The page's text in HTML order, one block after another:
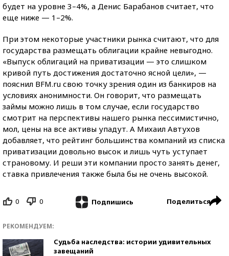
будет на уровне 3–4%, а Денис Барабанов считает, что
еще ниже — 1–2%.
При этом некоторые участники рынка считают, что для
государства размещать облигации крайне невыгодно.
«Выпуск облигаций на приватизации — это слишком
кривой путь достижения достаточно ясной цели», —
пояснил BFM.ru свою точку зрения один из банкиров на
условиях анонимности. Он говорит, что размещать
займы можно лишь в том случае, если государство
смотрит на перспективы нашего рынка пессимистично,
мол, цены на все активы упадут. А Михаил Автухов
добавляет, что рейтинг большинства компаний из списка
приватизации довольно высок и лишь чуть уступает
страновому. И реши эти компании просто занять денег,
ставка привлечения также была бы не очень высокой.
0 0 Подпишись Поделиться
РЕКОМЕНДУЕМ:
Судьба наследства: истории удивительных
завещаний